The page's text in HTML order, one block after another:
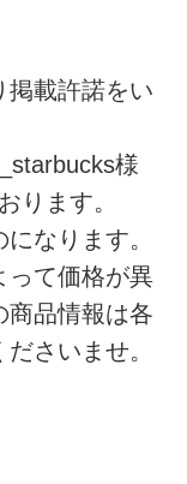
載許諾をい
様
ります。
なります。
って価格が異
商品情報は各
さいませ。